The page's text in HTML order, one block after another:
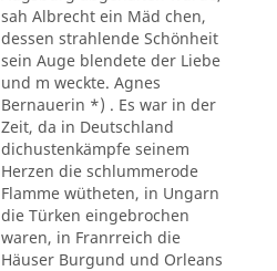
sah Albrecht ein Mäd chen,
dessen strahlende Schönheit
sein Auge blendete der Liebe
und m weckte. Agnes
Bernauerin *) . Es war in der
Zeit, da in Deutschland
dichustenkämpfe seinem
Herzen die schlummerode
Flamme wütheten, in Ungarn
die Türken eingebrochen
waren, in Franrreich die
Häuser Burgund und Orleans